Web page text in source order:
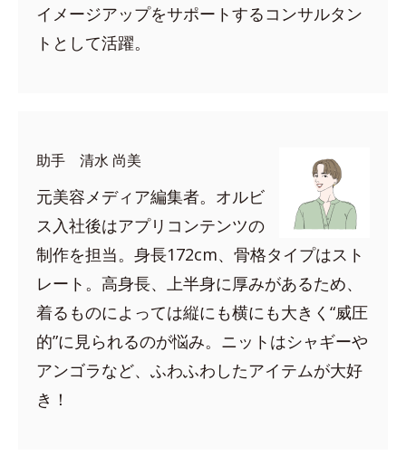
イメージアップをサポートするコンサルタン
トとして活躍。
助手 清水 尚美
元美容メディア編集者。オルビ
ス入社後はアプリコンテンツの
制作を担当。身長172cm、骨格タイプはスト
レート。高身長、上半身に厚みがあるため、
着るものによっては縦にも横にも大きく“威圧
的”に見られるのが悩み。ニットはシャギーや
アンゴラなど、ふわふわしたアイテムが大好
き！